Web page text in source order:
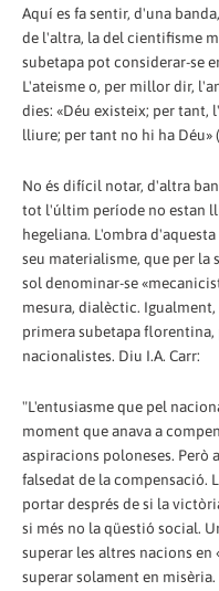
Aquí es fa sentir, d'una
de l'altra, la del cientifisme
subetapa pot considerar-se
L'ateisme o, per millor dir,
dies: «Déu existeix; per tant,
lliure; per tant no hi ha Déu»
No és difícil notar, d'altra
tot l'últim període no estan
hegeliana. L'ombra
seu materialisme, que per la
sol denominar-se
mesura, dialèctic.
primera subetapa florentina,
nacionalistes. Diu I.A. Carr:
"L'entusiasme que pel
moment que anava a
aspiracions poloneses. Però
falsedat de la compensació.
portar després de si la
si més no la qüestió social.
superar les altres nacions en
superar solament en